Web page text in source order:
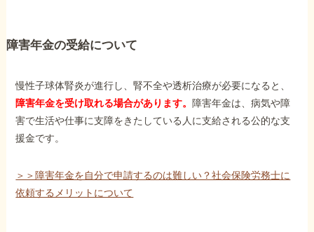
障害年金の受給について
慢性子球体腎炎が進行し、腎不全や透析治療が必要になると、
障害年金を受け取れる場合があります。 障害年金は、病気や障
害で生活や仕事に支障をきたしている人に支給される公的な支
援金です。
＞＞障害年金を自分で申請するのは難しい？社会保険労務士に
依頼するメリットについて